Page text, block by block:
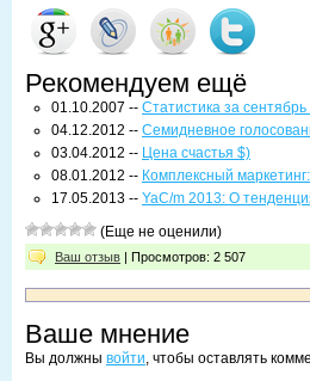
Рекомендуем ещё
01.10.2007 -- Статистика за сентябрь
04.12.2012 -- Семидневное
03.04.2012 -- Цена счастья $)
08.01.2012 -- Комплексный
17.05.2013 -- YaC/m 2013: О
(Еще не оценили)
Ваш отзыв | Просмотров: 2 507
Ваше мнение
Вы должны войти, чтобы оставлять